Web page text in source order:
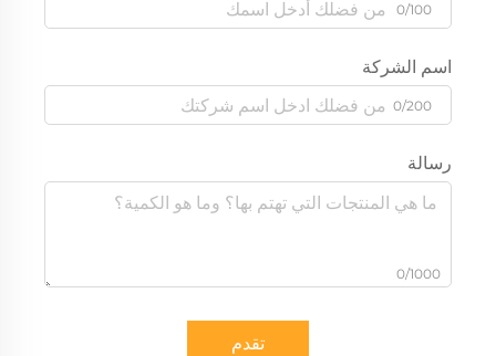
0/100
اسم الشركة
0/200
رسالة
0/1000
تقدم